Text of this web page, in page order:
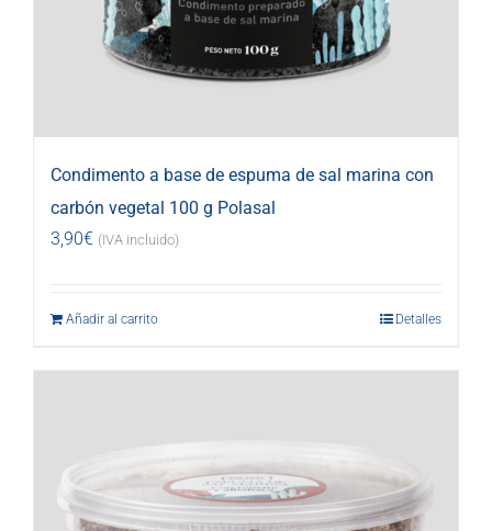
Condimento a base de espuma de sal marina con
carbón vegetal 100 g Polasal
3,90€ (IVA incluido)
Añadir al carrito Detalles